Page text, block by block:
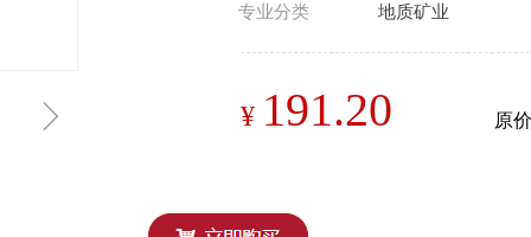
ꁇ ¥ 191.20
专业分类 地质矿业
原价